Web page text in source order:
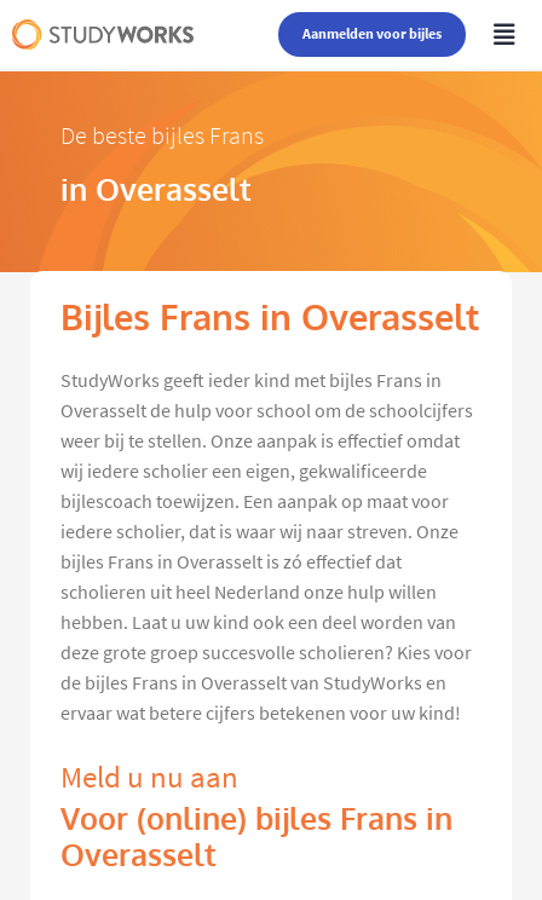
Aanmelden voor bijles
De beste bijles Frans
in Overasselt
Bijles Frans in Overasselt
StudyWorks geeft ieder kind met bijles Frans in
Overasselt de hulp voor school om de schoolcijfers
weer bij te stellen. Onze aanpak is effectief omdat
wij iedere scholier een eigen, gekwalificeerde
bijlescoach toewijzen. Een aanpak op maat voor
iedere scholier, dat is waar wij naar streven. Onze
bijles Frans in Overasselt is zó effectief dat
scholieren uit heel Nederland onze hulp willen
hebben. Laat u uw kind ook een deel worden van
deze grote groep succesvolle scholieren? Kies voor
de bijles Frans in Overasselt van StudyWorks en
ervaar wat betere cijfers betekenen voor uw kind!
Meld u nu aan
Voor (online) bijles Frans in
Overasselt